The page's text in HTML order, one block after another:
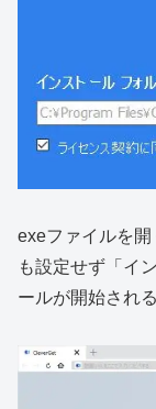
exeファイルを
も設定せず「イ
ールが開始される